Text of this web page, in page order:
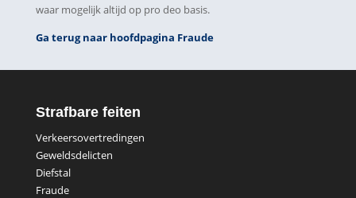
waar mogelijk altijd op pro deo basis.
Ga terug naar hoofdpagina Fraude
Strafbare feiten
Verkeersovertredingen
Geweldsdelicten
Diefstal
Fraude